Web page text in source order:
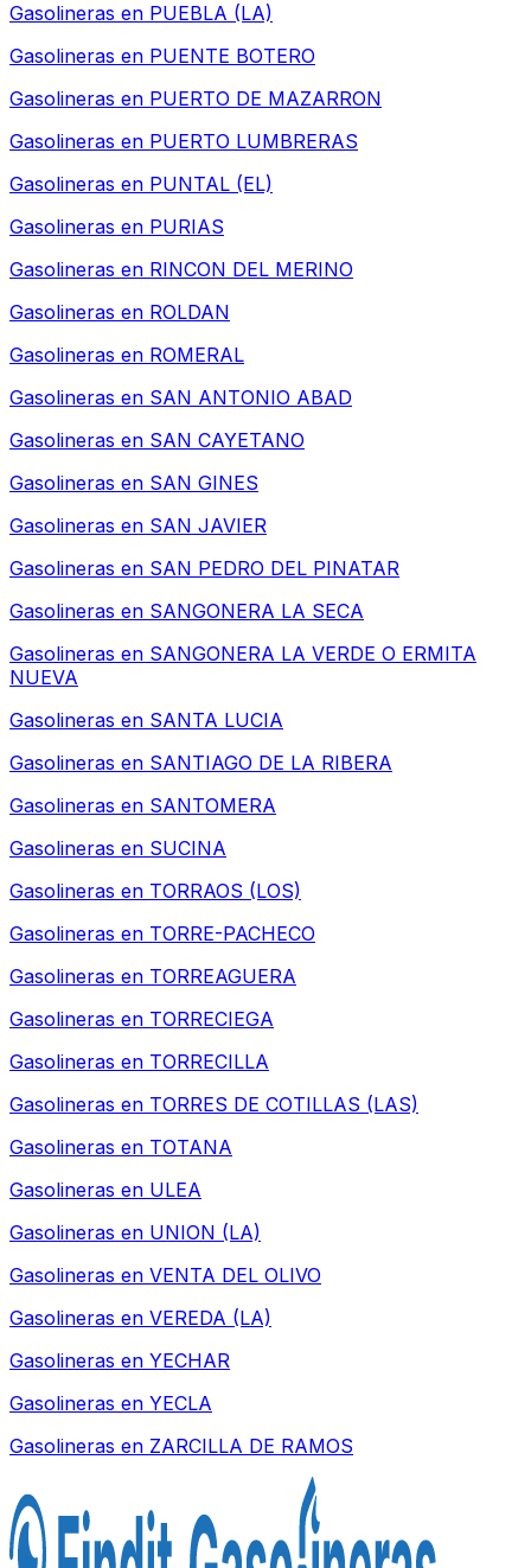
Gasolineras en PUEBLA (LA)
Gasolineras en PUENTE BOTERO
Gasolineras en PUERTO DE MAZARRON
Gasolineras en PUERTO LUMBRERAS
Gasolineras en PUNTAL (EL)
Gasolineras en PURIAS
Gasolineras en RINCON DEL MERINO
Gasolineras en ROLDAN
Gasolineras en ROMERAL
Gasolineras en SAN ANTONIO ABAD
Gasolineras en SAN CAYETANO
Gasolineras en SAN GINES
Gasolineras en SAN JAVIER
Gasolineras en SAN PEDRO DEL PINATAR
Gasolineras en SANGONERA LA SECA
Gasolineras en SANGONERA LA VERDE O ERMITA
NUEVA
Gasolineras en SANTA LUCIA
Gasolineras en SANTIAGO DE LA RIBERA
Gasolineras en SANTOMERA
Gasolineras en SUCINA
Gasolineras en TORRAOS (LOS)
Gasolineras en TORRE-PACHECO
Gasolineras en TORREAGUERA
Gasolineras en TORRECIEGA
Gasolineras en TORRECILLA
Gasolineras en TORRES DE COTILLAS (LAS)
Gasolineras en TOTANA
Gasolineras en ULEA
Gasolineras en UNION (LA)
Gasolineras en VENTA DEL OLIVO
Gasolineras en VEREDA (LA)
Gasolineras en YECHAR
Gasolineras en YECLA
Gasolineras en ZARCILLA DE RAMOS